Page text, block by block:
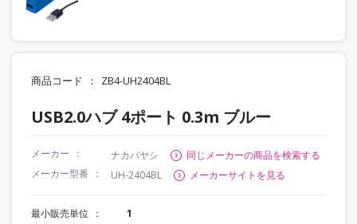
商品コード ZB4-UH2404BL
USB2.0ハブ 4ポート 0.3m ブルー
メーカー ナカバヤシ
同じメーカーの商品を検索する
メーカー型番
UH-2404BL メーカーサイトを見る
最小販売単位 1